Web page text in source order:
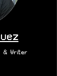
& Writer